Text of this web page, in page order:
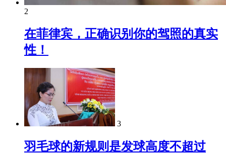
2
在菲律宾，正确识别你的驾照的真实
性！
3
羽毛球的新规则是发球高度不超过